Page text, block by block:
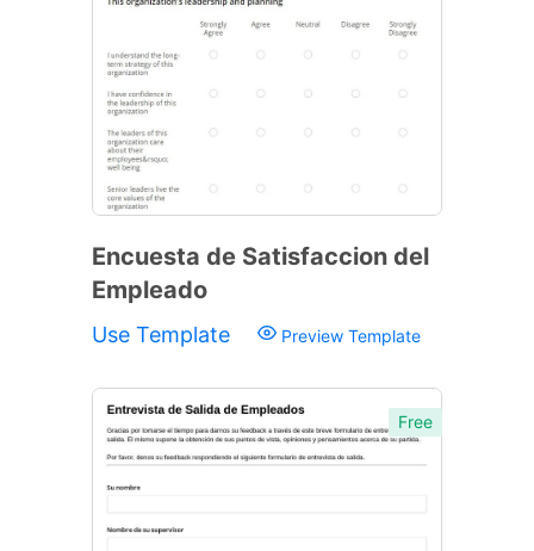
Encuesta de Satisfaccion del
Empleado
Use Template Preview Template
Free